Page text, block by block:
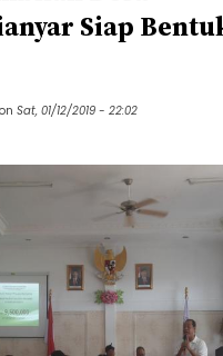
Siap
on Sat, 01/12/2019 - 22:02